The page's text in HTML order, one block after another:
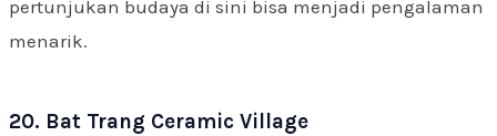
pertunjukan budaya di sini bisa menjadi pengalaman
menarik.
20. Bat Trang Ceramic Village